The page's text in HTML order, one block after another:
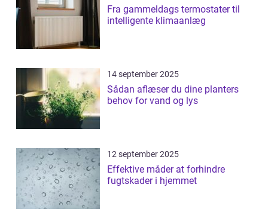
Fra gammeldags termostater til
intelligente klimaanlæg
14 september 2025
Sådan aflæser du dine planters
behov for vand og lys
12 september 2025
Effektive måder at forhindre
fugtskader i hjemmet